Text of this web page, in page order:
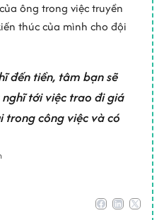
ông trong việc truyền
thúc của mình cho đội
đến tiền, tâm bạn sẽ
tới việc trao đi giá
trong công việc và có